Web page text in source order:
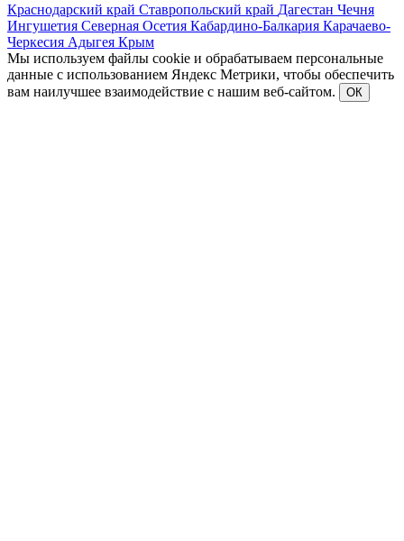
Краснодарский край Ставропольский край Дагестан Чечня
Ингушетия Северная Осетия Кабардино-Балкария Карачаево-
Черкесия Адыгея Крым
Мы используем файлы cookie и обрабатываем персональные
данные с использованием Яндекс Метрики, чтобы обеспечить
вам наилучшее взаимодействие с нашим веб-сайтом.
ОК